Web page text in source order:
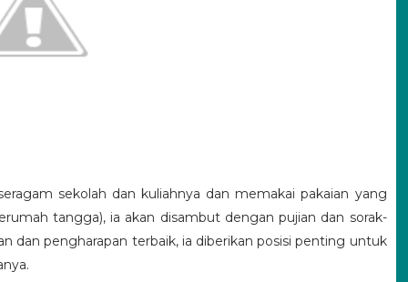
sekolah dan kuliahnya dan memakai pakaian yang
tangga), ia akan disambut dengan pujian dan sorak-
dan pengharapan terbaik, ia diberikan posisi penting untuk